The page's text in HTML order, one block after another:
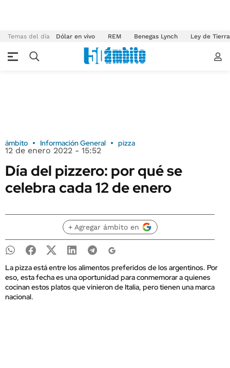
Temas del día Dólar en vivo REM Benegas Lynch Ley de
ámbito Información General pizza
12 de enero 2022 - 15:52
Día del pizzero: por qué se
celebra cada 12 de enero
+ Agregar ámbito en
La pizza está entre los alimentos preferidos de los argentinos. Por
eso, esta fecha es una oportunidad para conmemorar a quienes
cocinan estos platos que vinieron de Italia, pero tienen una marca
nacional.